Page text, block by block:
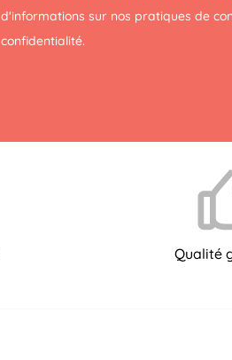
d'informations sur nos pratiques de
confidentialité.
Qualité